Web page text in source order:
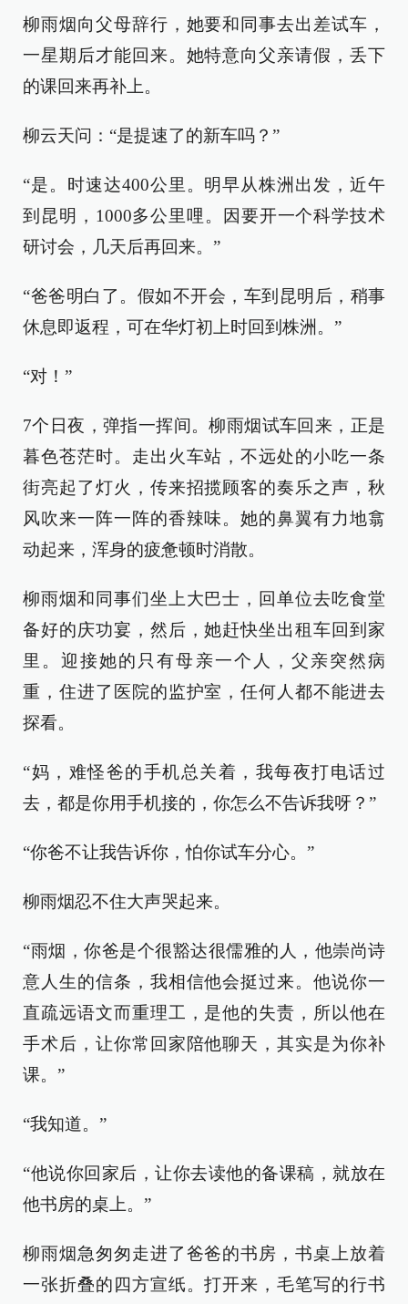
柳雨烟向父母辞行，她要和同事去出差试车，
一星期后才能回来。她特意向父亲请假，丢下
的课回来再补上。
柳云天问：“是提速了的新车吗？”
“是。时速达400公里。明早从株洲出发，近午
到昆明，1000多公里哩。因要开一个科学技术
研讨会，几天后再回来。”
“爸爸明白了。假如不开会，车到昆明后，稍事
休息即返程，可在华灯初上时回到株洲。”
“对！”
7个日夜，弹指一挥间。柳雨烟试车回来，正是
暮色苍茫时。走出火车站，不远处的小吃一条
街亮起了灯火，传来招揽顾客的奏乐之声，秋
风吹来一阵一阵的香辣味。她的鼻翼有力地翕
动起来，浑身的疲惫顿时消散。
柳雨烟和同事们坐上大巴士，回单位去吃食堂
备好的庆功宴，然后，她赶快坐出租车回到家
里。迎接她的只有母亲一个人，父亲突然病
重，住进了医院的监护室，任何人都不能进去
探看。
“妈，难怪爸的手机总关着，我每夜打电话过
去，都是你用手机接的，你怎么不告诉我呀？”
“你爸不让我告诉你，怕你试车分心。”
柳雨烟忍不住大声哭起来。
“雨烟，你爸是个很豁达很儒雅的人，他崇尚诗
意人生的信条，我相信他会挺过来。他说你一
直疏远语文而重理工，是他的失责，所以他在
手术后，让你常回家陪他聊天，其实是为你补
课。”
“我知道。”
“他说你回家后，让你去读他的备课稿，就放在
他书房的桌上。”
柳雨烟急匆匆走进了爸爸的书房，书桌上放着
一张折叠的四方宣纸。打开来，毛笔写的行书